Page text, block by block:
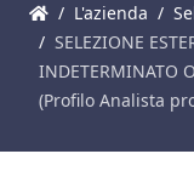
L'azienda
SELEZIONE
INDETERMINATO
(Profilo Analista